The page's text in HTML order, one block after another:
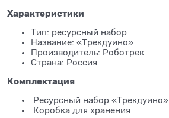
Характеристики
Тип: ресурсный набор
Название: «Трекдуино»
Производитель: Роботрек
Страна: Россия
Комплектация
Ресурсный набор «Трекдуино»
Коробка для хранения